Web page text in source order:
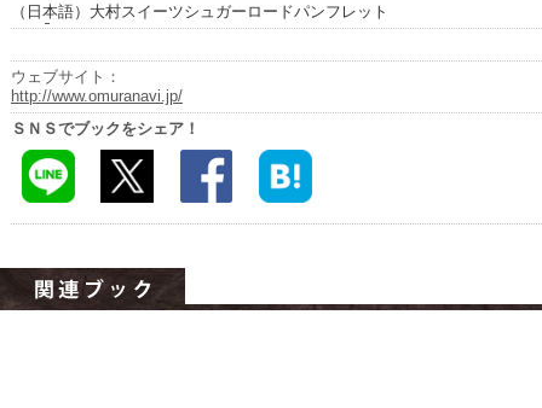
（日本語）大村スイーツシュガーロードパンフレット
ウェブサイト：
http://www.omuranavi.jp/
ＳＮＳでブックをシェア！
明治日本の産業革命遺産
長崎と天草地方の潜伏キリシタン
関連遺産
大学・専門学校ナビ
ハイスクールナビ
いきebooks